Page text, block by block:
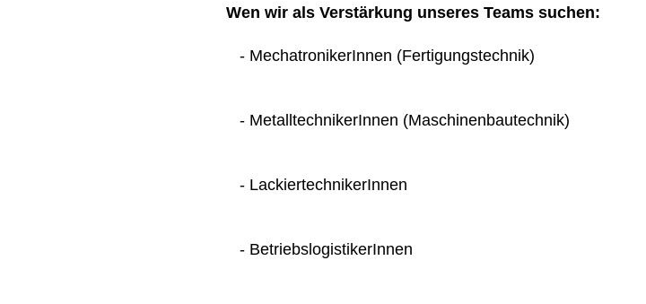
Wen wir als Verstärkung unseres Teams suchen:
- MechatronikerInnen (Fertigungstechnik)
- MetalltechnikerInnen (Maschinenbautechnik)
- LackiertechnikerInnen
- BetriebslogistikerInnen